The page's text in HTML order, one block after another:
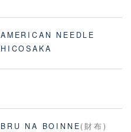
AMERICAN NEEDLE
HICOSAKA
BRU NA BOINNE(財布)